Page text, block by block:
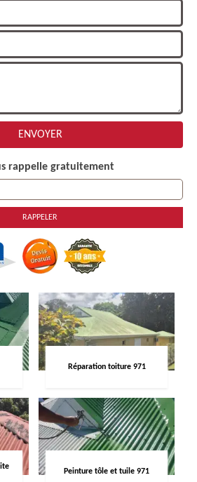
rappelle gratuitement
Réparation toiture 971
Peinture tôle et tuile 971